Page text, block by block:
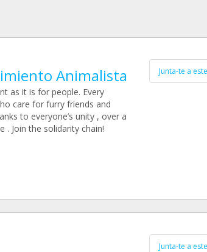
Animalista
as it is for people. Every
care for furry friends and
to everyone’s unity , over a
. Join the solidarity chain!
Junta-te a
Junta-te a